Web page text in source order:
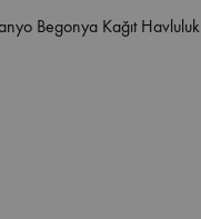
Begonya Kağıt Havluluk